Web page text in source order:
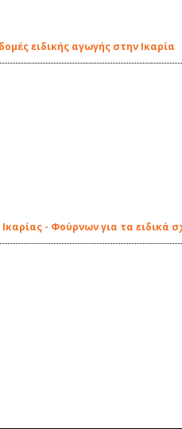
ειδικής αγωγής στην Ικαρία
- Φούρνων για τα ειδικά